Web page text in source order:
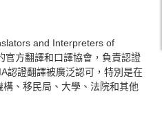
and Interpreters of
官方翻譯和口譯協會，負責認證
認證翻譯被廣泛認可，特別是在
、移民局、大學、法院和其他